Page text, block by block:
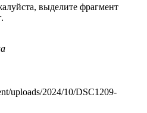
выделите фрагмент
.
uploads/2024/10/DSC1209-